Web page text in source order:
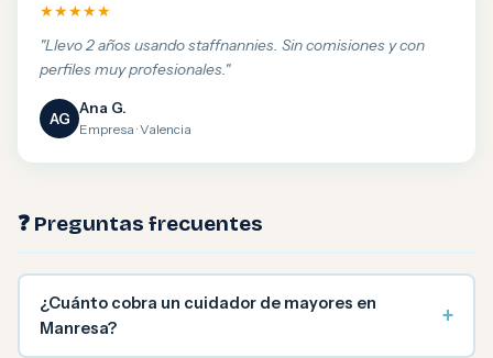
★★★★★
"Llevo 2 años usando staffnannies. Sin comisiones y con
perfiles muy profesionales."
AG
Ana G.
Empresa · Valencia
❓ Preguntas frecuentes
¿Cuánto cobra un cuidador de mayores en
Manresa?
+